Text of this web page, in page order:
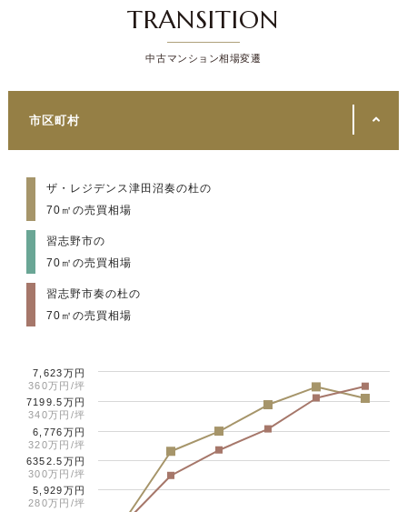
TRANSITION
中古マンション相場変遷
市区町村
ザ・レジデンス津田沼奏の杜の
70㎡の売買相場
習志野市の
70㎡の売買相場
習志野市奏の杜の
70㎡の売買相場
5,929万円
280万円/坪
6352.5万円
300万円/坪
6,776万円
320万円/坪
7199.5万円
340万円/坪
7,623万円
360万円/坪